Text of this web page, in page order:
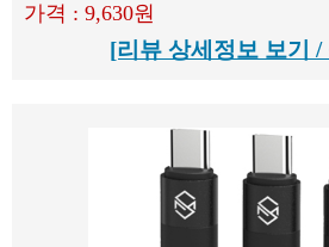
가격 : 9,630원
[리뷰 상세정보 보기 /